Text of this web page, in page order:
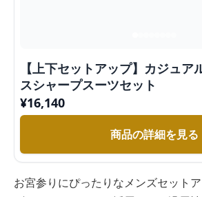
【上下セットアップ】カジュア
スシャープスーツセット
¥16,140
商品の詳細を見る
お宮参りにぴったりなメンズセット